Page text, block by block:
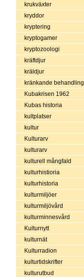
krukväxter
kryddor
kryptering
kryptogamer
kryptozoologi
kräftdjur
kräldjur
kränkande behandling
Kubakrisen 1962
Kubas historia
kultplatser
kultur
Kulturarv
kulturarv
kulturell mångfald
kulturhistioria
kulturhistoria
kulturmiljöer
kulturmiljövård
kulturminnesvård
Kulturnytt
kulturnät
Kulturradion
kulturtidskrifter
kulturutbud